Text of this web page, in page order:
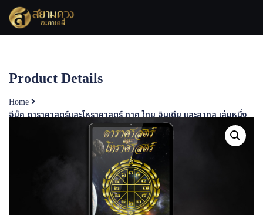
Skip
content
Product Details
Home
อีบุ๊ค ดาราศาสตร์และโหราศาสตร์ ภาค ไทย อินเดีย และสากล เล่มหนึ่ง